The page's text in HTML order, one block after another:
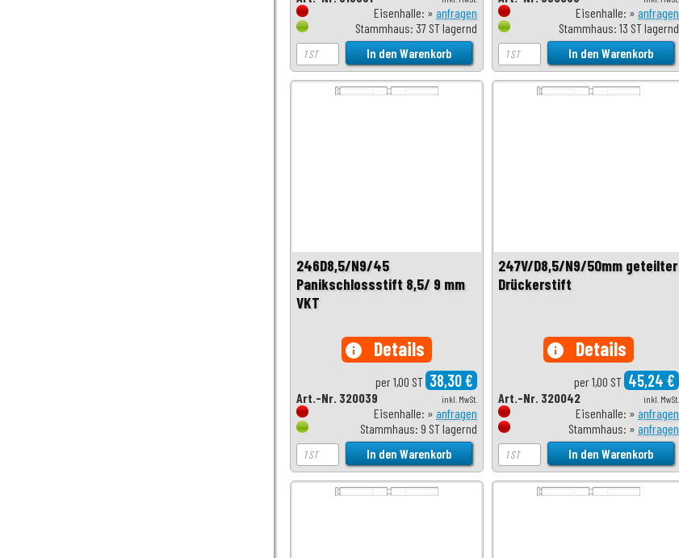
Eisenhalle: » anfragen
Stammhaus: 37 ST lagernd
Eisenhalle: » anfragen
Stammhaus: 13 ST lagernd
246D8,5/N9/45
Panikschlossstift 8,5/ 9 mm
VKT
info Details
per 1,00 ST 38,30 €
inkl. MwSt.
Art.-Nr. 320039
Eisenhalle: » anfragen
Stammhaus: 9 ST lagernd
247V/D8,5/N9/50mm geteilter
Drückerstift
info Details
per 1,00 ST 45,24 €
inkl. MwSt.
Art.-Nr. 320042
Eisenhalle: » anfragen
Stammhaus: » anfragen